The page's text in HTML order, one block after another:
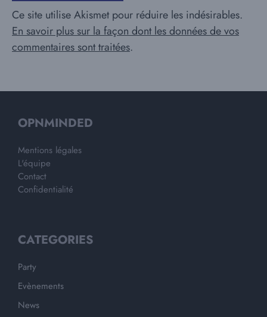
Ce site utilise Akismet pour réduire les indésirables.
En savoir plus sur la façon dont les données de vos
commentaires sont traitées.
OPNMINDED
Mentions légales
L'équipe
Contact
Confidentialité
CATEGORIES
Party
Evènements
News